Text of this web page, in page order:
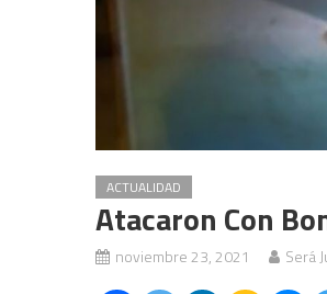
ACTUALIDAD
Atacaron Con
noviembre 23, 2021 Será